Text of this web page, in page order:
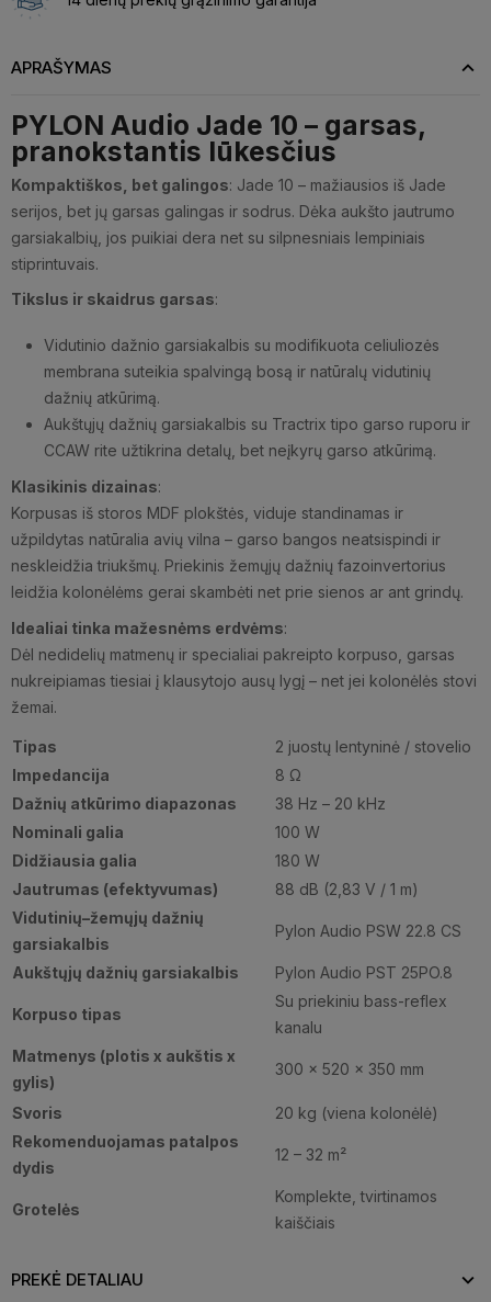
APRAŠYMAS
PYLON Audio Jade 10 – garsas,
pranokstantis lūkesčius
Kompaktiškos, bet galingos: Jade 10 – mažiausios iš Jade
serijos, bet jų garsas galingas ir sodrus. Dėka aukšto jautrumo
garsiakalbių, jos puikiai dera net su silpnesniais lempiniais
stiprintuvais.
Tikslus ir skaidrus garsas:
Vidutinio dažnio garsiakalbis su modifikuota celiuliozės
membrana suteikia spalvingą bosą ir natūralų vidutinių
dažnių atkūrimą.
Aukštųjų dažnių garsiakalbis su Tractrix tipo garso ruporu ir
CCAW rite užtikrina detalų, bet neįkyrų garso atkūrimą.
Klasikinis dizainas:
Korpusas iš storos MDF plokštės, viduje standinamas ir
užpildytas natūralia avių vilna – garso bangos neatsispindi ir
neskleidžia triukšmų. Priekinis žemųjų dažnių fazoinvertorius
leidžia kolonėlėms gerai skambėti net prie sienos ar ant grindų.
Idealiai tinka mažesnėms erdvėms:
Dėl nedidelių matmenų ir specialiai pakreipto korpuso, garsas
nukreipiamas tiesiai į klausytojo ausų lygį – net jei kolonėlės stovi
žemai.
Tipas
2 juostų lentyninė / stovelio
Impedancija
8 Ω
Dažnių atkūrimo diapazonas
38 Hz – 20 kHz
Nominali galia
100 W
Didžiausia galia
180 W
Jautrumas (efektyvumas)
88 dB (2,83 V / 1 m)
Vidutinių–žemųjų dažnių
garsiakalbis
Pylon Audio PSW 22.8 CS
Aukštųjų dažnių garsiakalbis Pylon Audio PST 25PO.8
Korpuso tipas
Su priekiniu bass-reflex
kanalu
Matmenys (plotis x aukštis x
gylis)
300 × 520 × 350 mm
Svoris
20 kg (viena kolonėlė)
Rekomenduojamas patalpos
dydis
12 – 32 m²
Grotelės
Komplekte, tvirtinamos
kaiščiais
PREKĖ DETALIAU